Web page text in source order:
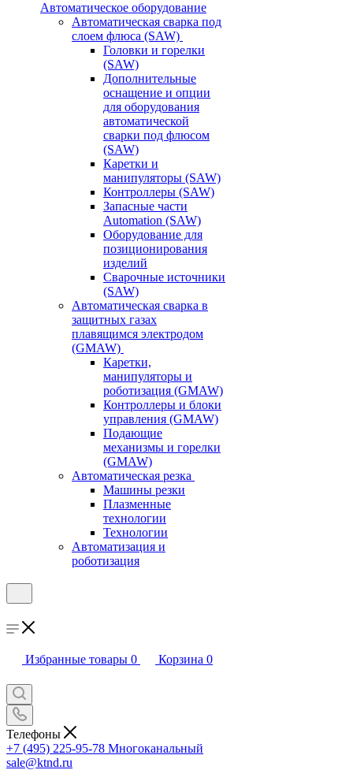
Автоматическое оборудование
Автоматическая сварка под
слоем флюса (SAW)
Головки и горелки
(SAW)
Дополнительные
оснащение и опции
для оборудования
автоматической
сварки под флюсом
(SAW)
Каретки и
манипуляторы (SAW)
Контроллеры (SAW)
Запасные части
Automation (SAW)
Оборудование для
позиционирования
изделий
Сварочные источники
(SAW)
Автоматическая сварка в
защитных газах
плавящимся электродом
(GMAW)
Каретки,
манипуляторы и
роботизация (GMAW)
Контроллеры и блоки
управления (GMAW)
Подающие
механизмы и горелки
(GMAW)
Автоматическая резка
Машины резки
Плазменные
технологии
Технологии
Автоматизация и
роботизация
Избранные товары 0 Корзина 0
Телефоны
+7 (495) 225-95-78 Многоканальный
sale@ktnd.ru